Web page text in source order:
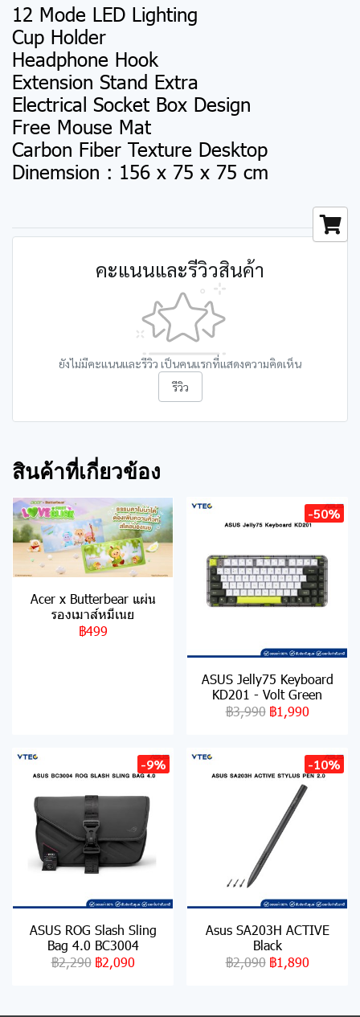
12 Mode LED Lighting
Cup Holder
Headphone Hook
Extension Stand Extra
Electrical Socket Box Design
Free Mouse Mat
Carbon Fiber Texture Desktop
Dinemsion : 156 x 75 x 75 cm
คะแนนและรีวิวสินค้า
ยังไม่มีคะแนนและรีวิว เป็นคนแรกที่แสดงความคิดเห็น
รีวิว
สินค้าที่เกี่ยวข้อง
Acer x Butterbear แผ่น
รองเมาส์หมีเนย
฿499
-50%
ASUS Jelly75 Keyboard
KD201 - Volt Green
฿3,990 ฿1,990
-9%
ASUS ROG Slash Sling
Bag 4.0 BC3004
฿2,290 ฿2,090
-10%
Asus SA203H ACTIVE
Black
฿2,090 ฿1,890